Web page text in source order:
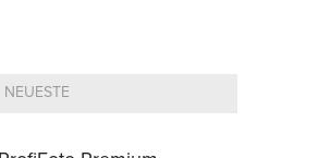
NEUESTE